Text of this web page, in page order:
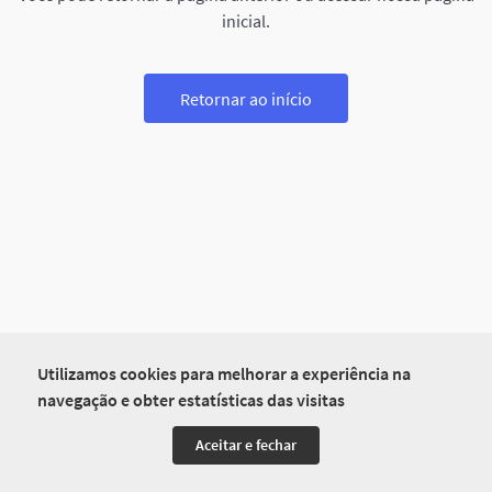
Utilizamos cookies para melhorar a experiência na
navegação e obter estatísticas das visitas
Aceitar e fechar
inicial.
Retornar ao início